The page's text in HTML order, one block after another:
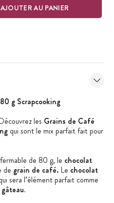
AJOUTER AU PANIER
g Scrapcooking
les Grains de Café
qui sont le mix parfait fait pour
de 80 g, le chocolat
de grain de café. Le chocolat
sera l’élément parfait comme
gâteau.